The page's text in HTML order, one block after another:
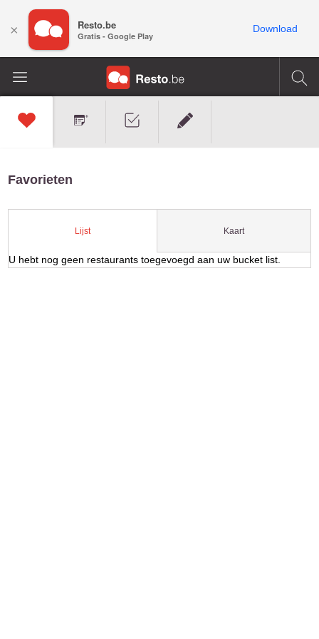
Favorieten
Lijst Kaart
U hebt nog geen restaurants toegevoegd aan uw bucket list.
× Resto.be
Gratis - Google Play
Download